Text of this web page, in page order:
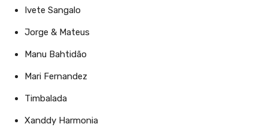
Ivete Sangalo
Jorge & Mateus
Manu Bahtidão
Mari Fernandez
Timbalada
Xanddy Harmonia